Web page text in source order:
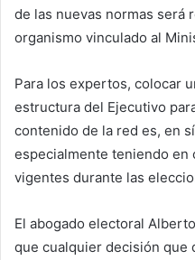
de las nuevas normas será
organismo vinculado al
Para los expertos, colocar
estructura del Ejecutivo
contenido de la red es, en
especialmente teniendo en
vigentes durante las
El abogado electoral
que cualquier decisión que